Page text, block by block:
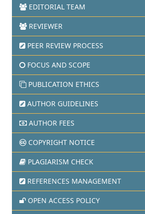
EDITORIAL TEAM
REVIEWER
PEER REVIEW PROCESS
FOCUS AND SCOPE
PUBLICATION ETHICS
AUTHOR GUIDELINES
AUTHOR FEES
COPYRIGHT NOTICE
PLAGIARISM CHECK
REFERENCES MANAGEMENT
OPEN ACCESS POLICY